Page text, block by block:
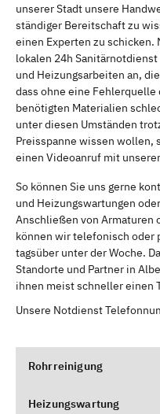
unserer Stadt unsere
ständiger Bereitschaft zu
einen Experten zu schicken.
lokalen 24h
und Heizungsarbeiten an,
dass ohne eine
benötigten Materialien
unter diesen Umständen
Preisspanne wissen wollen,
einen Videoanruf mit
So können Sie uns gerne
und Heizungswartungen
Anschließen von Armaturen
können wir telefonisch oder
tagsüber unter der Woche.
Standorte und Partner in
ihnen meist schneller einen
Unsere Notdienst
Rohrreinigung
Heizungswartung